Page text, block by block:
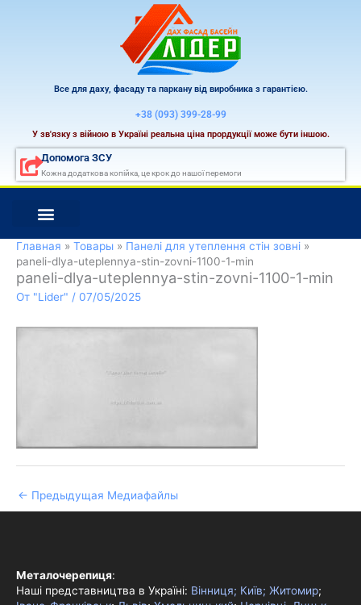
Все для даху, фасаду та паркану від виробника з гарантією.
+38 (093) 399-28-99
У зв'язку з війною в Україні реальна ціна прордукції може бути іншою.
Допомога ЗСУ
Кожна додаткова копійка, це крок до нашої перемоги
Главная Товары
Панелі для утеплення стін зовні
paneli-dlya-uteplennya-stin-zovni-1100-1-min
paneli-dlya-uteplennya-stin-zovni-1100-1-min
От "Lider" / 07/05/2025
← Предыдущая Медиафайлы
Металочерепиця:
Наші представництва в Україні: Вінниця; Київ; Житомир;